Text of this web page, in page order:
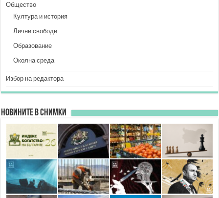
Общество
Култура и история
Лични свободи
Образование
Околна среда
Избор на редактора
Новините в снимки